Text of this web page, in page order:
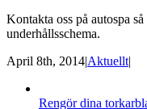
Kontakta oss på autospa
underhållsschema.
April 8th, 2014|Aktuellt|
Rengör dina